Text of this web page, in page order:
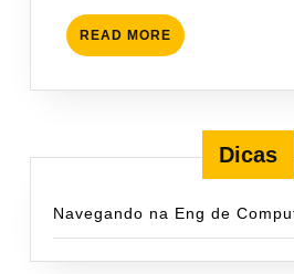
READ MORE READ
MORE
Dicas
Navegando na Eng de